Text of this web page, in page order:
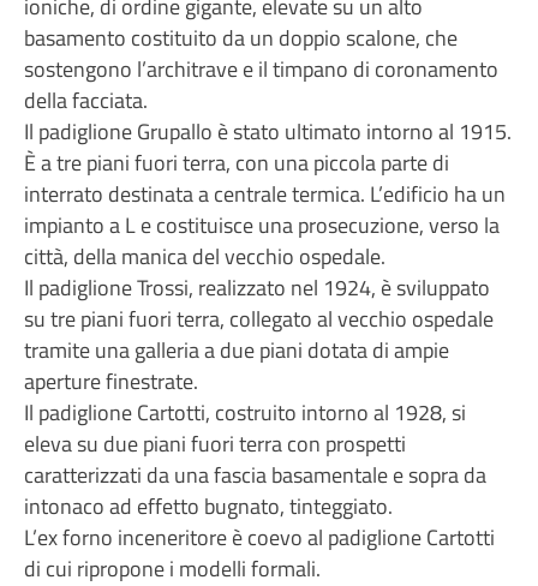
ioniche, di ordine gigante, elevate su un alto
basamento costituito da un doppio scalone, che
sostengono l’architrave e il timpano di coronamento
della facciata.
Il padiglione Grupallo è stato ultimato intorno al 1915.
È a tre piani fuori terra, con una piccola parte di
interrato destinata a centrale termica. L’edificio ha un
impianto a L e costituisce una prosecuzione, verso la
città, della manica del vecchio ospedale.
Il padiglione Trossi, realizzato nel 1924, è sviluppato
su tre piani fuori terra, collegato al vecchio ospedale
tramite una galleria a due piani dotata di ampie
aperture finestrate.
Il padiglione Cartotti, costruito intorno al 1928, si
eleva su due piani fuori terra con prospetti
caratterizzati da una fascia basamentale e sopra da
intonaco ad effetto bugnato, tinteggiato.
L’ex forno inceneritore è coevo al padiglione Cartotti
di cui ripropone i modelli formali.